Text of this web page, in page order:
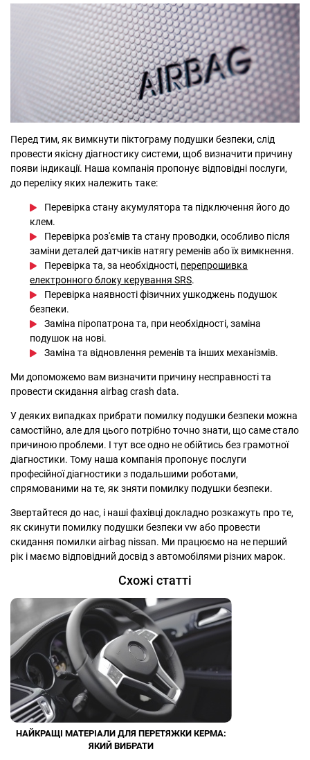
Перед тим, як вимкнути піктограму подушки безпеки, слід
провести якісну діагностику системи, щоб визначити причину
появи індикації. Наша компанія пропонує відповідні послуги,
до переліку яких належить таке:
Перевірка стану акумулятора та підключення його до
клем.
Перевірка роз'ємів та стану проводки, особливо після
заміни деталей датчиків натягу ременів або їх вимкнення.
Перевірка та, за необхідності, перепрошивка
електронного блоку керування SRS.
Перевірка наявності фізичних ушкоджень подушок
безпеки.
Заміна піропатрона та, при необхідності, заміна
подушок на нові.
Заміна та відновлення ременів та інших механізмів.
Ми допоможемо вам визначити причину несправності та
провести скидання airbag crash data.
У деяких випадках прибрати помилку подушки безпеки можна
самостійно, але для цього потрібно точно знати, що саме стало
причиною проблеми. І тут все одно не обійтись без грамотної
діагностики. Тому наша компанія пропонує послуги
професійної діагностики з подальшими роботами,
спрямованими на те, як зняти помилку подушки безпеки.
Звертайтеся до нас, і наші фахівці докладно розкажуть про те,
як скинути помилку подушки безпеки vw або провести
скидання помилки airbag nissan. Ми працюємо на не перший
рік і маємо відповідний досвід з автомобілями різних марок.
Схожі статті
НАЙКРАЩІ МАТЕРІАЛИ ДЛЯ ПЕРЕТЯЖКИ КЕРМА:
ЯКИЙ ВИБРАТИ